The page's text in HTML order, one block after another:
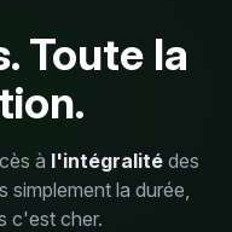
Toute la
à l'intégralité des
la durée,
c'est cher.